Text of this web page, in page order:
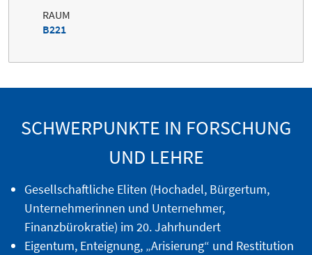
RAUM
B221
SCHWERPUNKTE IN FORSCHUNG
UND LEHRE
Gesellschaftliche Eliten (Hochadel, Bürgertum,
Unternehmerinnen und Unternehmer,
Finanzbürokratie) im 20. Jahrhundert
Eigentum, Enteignung, „Arisierung“ und Restitution